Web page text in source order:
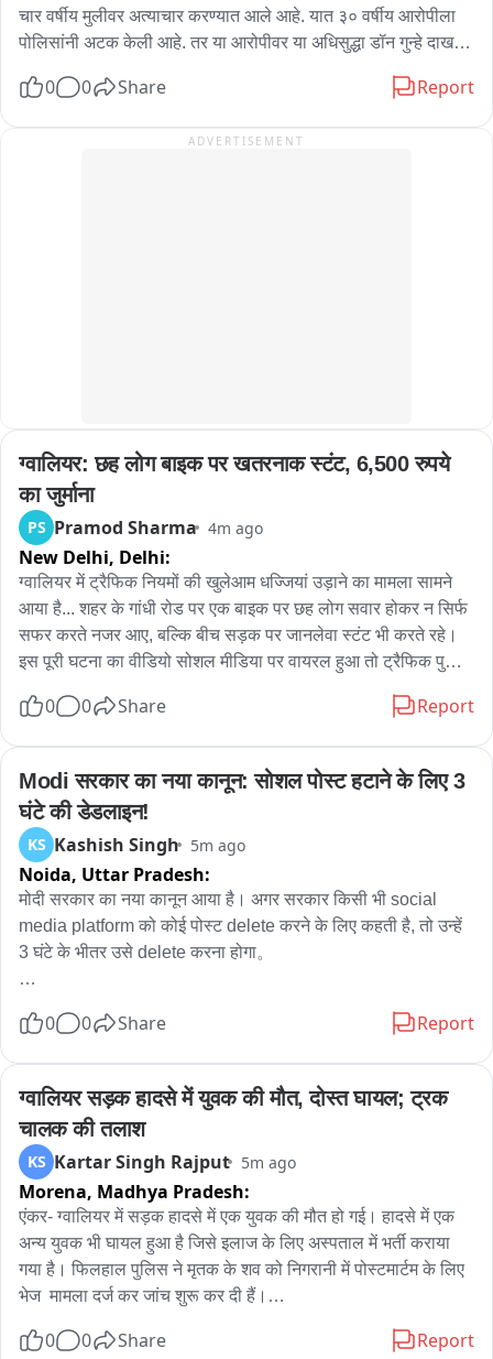
चार वर्षीय मुलीवर अत्याचार करण्यात आले आहे. यात ३० वर्षीय आरोपीला
पोलिसांनी अटक केली आहे. तर या आरोपीवर या अधिसुद्धा डॉन गुन्हे दाखल
माहितीची शिक्षा सुद्धा झाली आहे. २०२२, २०२४ मध्ये हे गुन्हे दाखल आहेत...
न्यायालयात खटला चालविला जाईल अशी माहिती पोलिसांनी दिली आहे.
0 0 Share Report
ADVERTISEMENT
ग्वालियर: छह लोग बाइक पर खतरनाक स्टंट, 6,500 रुपये
का जुर्माना
PS Pramod Sharma 4m ago
New Delhi, Delhi:
ग्वालियर में ट्रैफिक नियमों की खुलेआम धज्जियां उड़ाने का मामला सामने
आया है... शहर के गांधी रोड पर एक बाइक पर छह लोग सवार होकर न सिर्फ
सफर करते नजर आए, बल्कि बीच सड़क पर जानलेवा स्टंट भी करते रहे।
इस पूरी घटना का वीडियो सोशल मीडिया पर वायरल हुआ तो ट्रैफिक पुलिस
और कार्रवाई करते हुए 6,500 रुपये का चालान वसूला। साथ ही भविष्य में
एक बाइक पर छह लोग सवार होकर ट्रैफिक नियमों को ताक पर रखते हुए
सड़क पर फर्राटा भरते दिखाई दिए। इस दौरान बाइक सवारों ने अपनी और
दूसरों की जान जोखिम में डालते हुए खतरनाक स्टंट भी किए। राहगीरों ने
इसका वीडियो बनाकर सोशल मीडिया पर वायरल कर दिया। वीडियो
वायरल होने के बाद ट्रैफिक पुलिस ने बाइक के नंबर के आधार पर जांच शुरू
की और वाहन मालिक की पहचान मुरैना के दिमनी निवासी आशीष के रूप में
की। पुलिस ने उसे बुलाकर मोटर व्हीकल एक्ट के तहत 6,500 रुपये का
जुर्माना लगाया। ट्रैफिक पुलिस ने चालान की राशि वसूलने के साथ ही
वाहन मालिक को भविष्य में ट्रैफिक नियमों का पालन करने और इस तरह की
अपील की है कि सड़क पर स्टंट और ओवरलोडिंग जैसी हरकतें न केवल
(वायरल वीडियो) बाइट- आशीष - बाइक मालिक बाइट- धनंजय शर्मा- TI
ट्रैफिक थाना
0 0 Share Report
Modi सरकार का नया कानून: सोशल पोस्ट हटाने के लिए 3
घंटे की डेडलाइन!
KS Kashish Singh 5m ago
Noida, Uttar Pradesh:
मोदी सरकार का नया कानून आया है। अगर सरकार किसी भी social
media platform को कोई पोस्ट delete करने के लिए कहती है, तो उन्हें
3 घंटे के भीतर उसे delete करना होगा。
जी, आप जितना देश के लोगों की आवाज़ दबाएंगे, उनका गुस्सा उतना ही
0 0 Share Report
ग्वालियर सड़क हादसे में युवक की मौत, दोस्त घायल; ट्रक
चालक की तलाश
KS Kartar Singh Rajput 5m ago
Morena, Madhya Pradesh:
एंकर- ग्वालियर में सड़क हादसे में एक युवक की मौत हो गई। हादसे में एक
अन्य युवक भी घायल हुआ है जिसे इलाज के लिए अस्पताल में भर्ती कराया
गया है। फिलहाल पुलिस ने मृतक के शव को निगरानी में पोस्टमार्टम के लिए
भेज  मामला दर्ज कर जांच शुरू कर दी हैं।
वीओ- दरअसल घटना ग्वालियर के हजीरा थाना क्षेत्र पतली हनुमान चौराहे
0 0 Share Report